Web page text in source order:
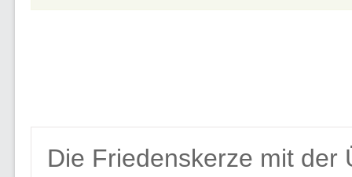
Die Friedenskerze mit der